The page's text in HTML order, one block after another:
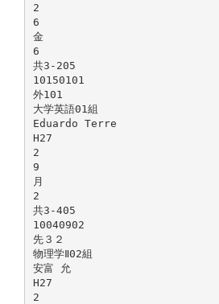
2
6
金
6
共3-205
10150101
外101
大学英語01組
Eduardo Terre
H27
2
9
月
2
共3-405
10040902
先３２
物理学Ⅱ02組
安富 允
H27
2